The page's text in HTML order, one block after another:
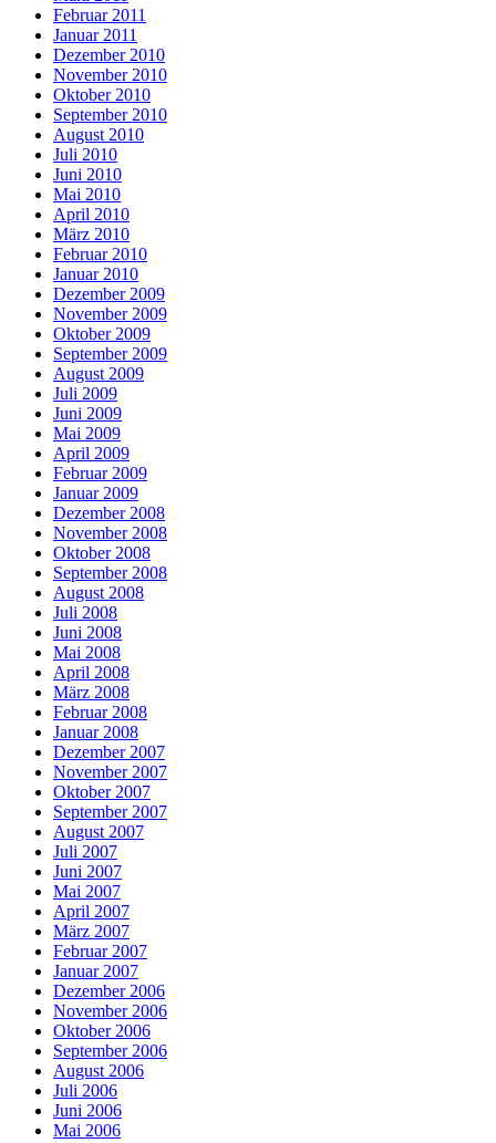
Februar 2011
Januar 2011
Dezember 2010
November 2010
Oktober 2010
September 2010
August 2010
Juli 2010
Juni 2010
Mai 2010
April 2010
März 2010
Februar 2010
Januar 2010
Dezember 2009
November 2009
Oktober 2009
September 2009
August 2009
Juli 2009
Juni 2009
Mai 2009
April 2009
Februar 2009
Januar 2009
Dezember 2008
November 2008
Oktober 2008
September 2008
August 2008
Juli 2008
Juni 2008
Mai 2008
April 2008
März 2008
Februar 2008
Januar 2008
Dezember 2007
November 2007
Oktober 2007
September 2007
August 2007
Juli 2007
Juni 2007
Mai 2007
April 2007
März 2007
Februar 2007
Januar 2007
Dezember 2006
November 2006
Oktober 2006
September 2006
August 2006
Juli 2006
Juni 2006
Mai 2006